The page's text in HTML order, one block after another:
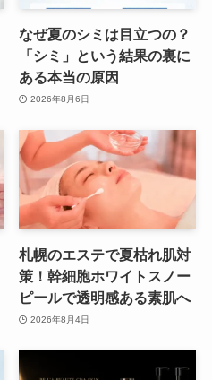
なぜ夏のシミは目立つの？
「シミ」という結果の裏に
ある本当の原因
2026年8月6日
札幌のエステで夏枯れ肌対
策！幹細胞ホワイトスノー
ピールで透明感ある素肌へ
2026年8月4日